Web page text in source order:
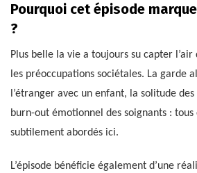
Pourquoi cet épisode
?
Plus belle la vie a toujours su capter
les préoccupations sociétales. La garde
l’étranger avec un enfant, la solitude
burn-out émotionnel des soignants : tous
subtilement abordés ici.
L’épisode bénéficie également d’une